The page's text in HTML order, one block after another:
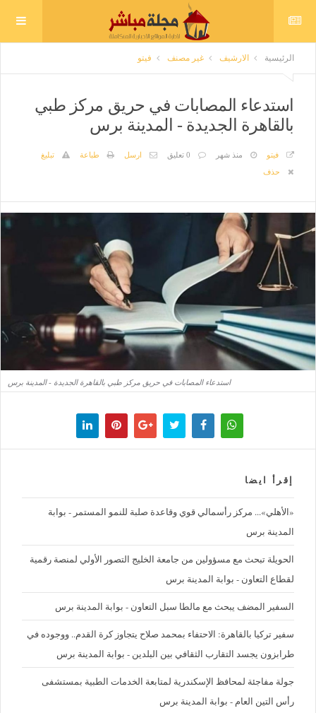
الرئيسية الارشيف غير مصنف فيتو
استدعاء المصابات في حريق مركز طبي
بالقاهرة الجديدة - المدينة برس
فيتو منذ شهر 0 تعليق ارسل طباعة
تبليغ
حذف
استدعاء المصابات في حريق مركز طبي بالقاهرة الجديدة - المدينة برس
إقرأ ايضا
«الأهلي»... مركز رأسمالي قوي وقاعدة صلبة للنمو المستمر - بوابة
المدينة برس
الحويلة تبحث مع مسؤولين من جامعة الخليج التصور الأولي لمنصة رقمية
لقطاع التعاون - بوابة المدينة برس
السفير المضف يبحث مع مالطا سبل التعاون - بوابة المدينة برس
سفير تركيا بالقاهرة: الاحتفاء بمحمد صلاح يتجاوز كرة القدم.. ووجوده في
طرابزون يجسد التقارب الثقافي بين البلدين - بوابة المدينة برس
جولة مفاجئة لمحافظ الإسكندرية لمتابعة الخدمات الطبية بمستشفى
رأس التين العام - بوابة المدينة برس